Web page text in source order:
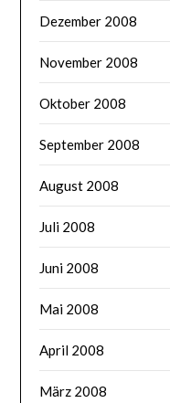
Dezember 2008
November 2008
Oktober 2008
September 2008
August 2008
Juli 2008
Juni 2008
Mai 2008
April 2008
März 2008